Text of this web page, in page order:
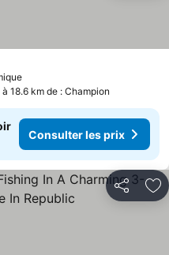
Consulter les prix
les prix
18.6 km de : Champion
Consulter les prix
Partager